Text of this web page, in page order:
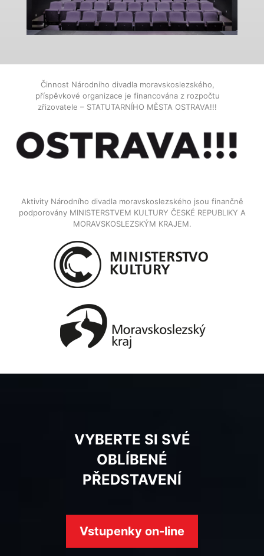
Činnost Národního divadla moravskoslezského,
příspěvkové organizace je financována z rozpočtu
zřizovatele – STATUTARNÍHO MĚSTA OSTRAVA!!!
Aktivity Národního divadla moravskoslezského jsou finančně
podporovány MINISTERSTVEM KULTURY ČESKÉ REPUBLIKY A
MORAVSKOSLEZSKÝM KRAJEM.
VYBERTE SI SVÉ
OBLÍBENÉ
PŘEDSTAVENÍ
Vstupenky on-line